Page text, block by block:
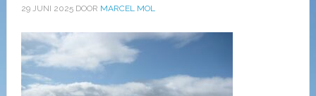
29 JUNI 2025DOOR MARCEL MOL